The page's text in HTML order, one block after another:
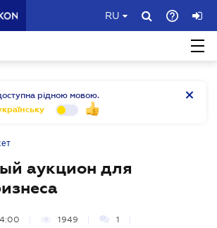
RU
рідною мовою.
аукцион для
1949 1